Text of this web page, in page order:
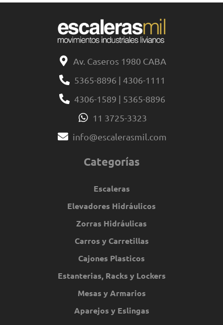
Av. Caseros 1980 CABA
5365-8896 | 4306-1111
4306-1589 | 5365-8896
11 3725-3323
info@escalerasmil.com
Categorías
Escaleras
Elevadores Hidráulicos
Zorras Hidráulicas
Carros y Carretillas
Cajones Plasticos
Estanterias, Racks y Lockers
Mesas y Armarios
Aparejos y Eslingas